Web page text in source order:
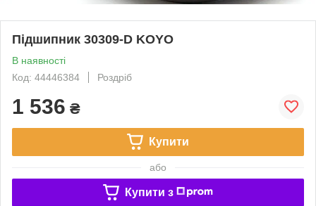
Підшипник 30309-D KOYO
В наявності
Код: 44446384
Роздріб
1 536 ₴
Купити
або
Купити з